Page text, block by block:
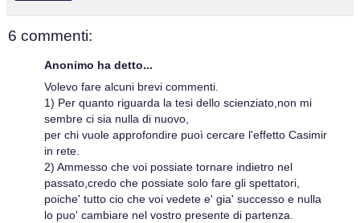
6 commenti:
Anonimo ha detto...
Volevo fare alcuni brevi commenti.
1) Per quanto riguarda la tesi dello scienziato,non mi
sembre ci sia nulla di nuovo,
per chi vuole approfondire puoì cercare l'effetto Casimir
in rete.
2) Ammesso che voi possiate tornare indietro nel
passato,credo che possiate solo fare gli spettatori,
poiche' tutto cio che voi vedete e' gia' successo e nulla
lo puo' cambiare nel vostro presente di partenza.